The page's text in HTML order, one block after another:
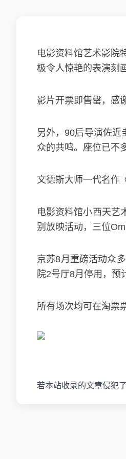
电影资料馆艺术影院
极令人惊艳的表演刻
影片开票即售罄，感
另外，90后导演佐近
众的共鸣。座位已不
文德斯大师一代名作
电影资料馆小西天艺
别放映活动，三位
京苏8月重磅活动众
院2号厅8月停用，预
所有场次均可在淘票
若本站收录的文章侵犯